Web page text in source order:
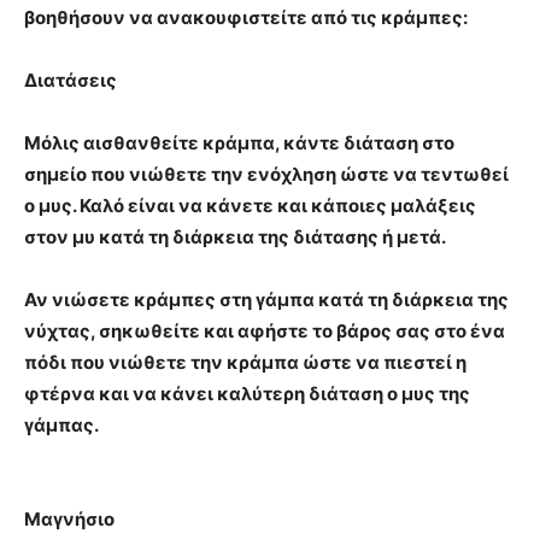
βοηθήσουν να ανακουφιστείτε από τις κράμπες:
Διατάσεις
Μόλις αισθανθείτε κράμπα, κάντε διάταση στο
σημείο που νιώθετε την ενόχληση ώστε να τεντωθεί
ο μυς. Καλό είναι να κάνετε και κάποιες μαλάξεις
στον μυ κατά τη διάρκεια της διάτασης ή μετά.
Αν νιώσετε κράμπες στη γάμπα κατά τη διάρκεια της
νύχτας, σηκωθείτε και αφήστε το βάρος σας στο ένα
πόδι που νιώθετε την κράμπα ώστε να πιεστεί η
φτέρνα και να κάνει καλύτερη διάταση ο μυς της
γάμπας.
Μαγνήσιο